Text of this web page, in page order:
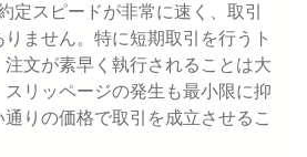
定スピードが非常に速く、取引
ません。特に短期取引を行うト
文が素早く執行されることは大
リッページの発生も最小限に抑
りの価格で取引を成立させるこ